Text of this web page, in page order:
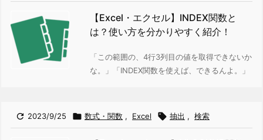
【Excel・エクセル】INDEX関数と
は？使い方を分かりやすく紹介！
「この範囲の、4行3列目の値を取得できないか
な。」
「INDEX関数を使えば、できるんよ。」
 2023/9/25  数式・関数 , Excel  抽出 , 検索